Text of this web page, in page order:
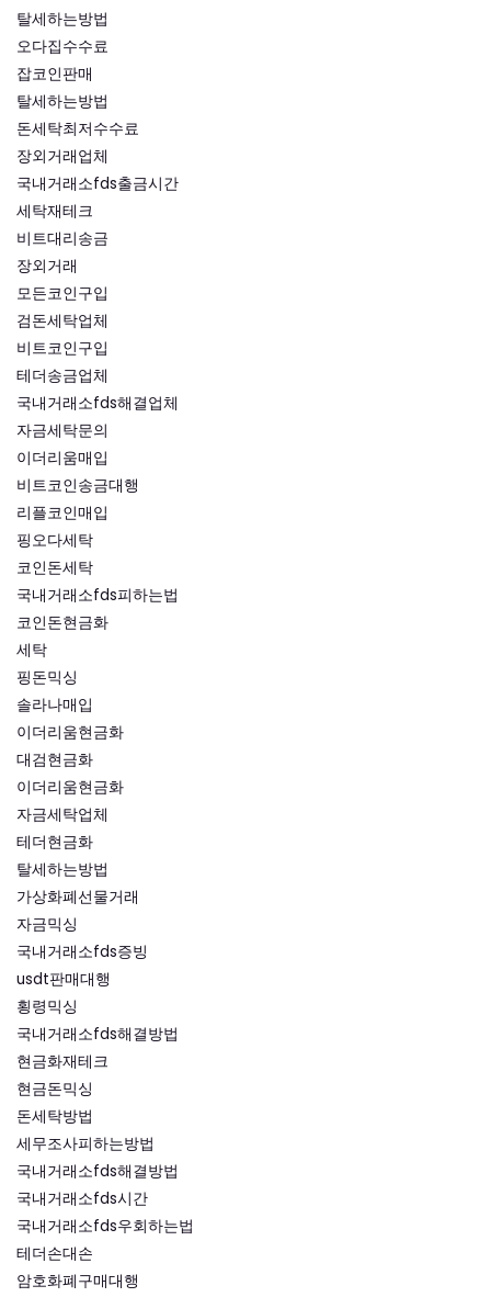
탈세하는방법
오다집수수료
잡코인판매
탈세하는방법
돈세탁최저수수료
장외거래업체
국내거래소fds출금시간
세탁재테크
비트대리송금
장외거래
모든코인구입
검돈세탁업체
비트코인구입
테더송금업체
국내거래소fds해결업체
자금세탁문의
이더리움매입
비트코인송금대행
리플코인매입
핑오다세탁
코인돈세탁
국내거래소fds피하는법
코인돈현금화
세탁
핑돈믹싱
솔라나매입
이더리움현금화
대검현금화
이더리움현금화
자금세탁업체
테더현금화
탈세하는방법
가상화폐선물거래
자금믹싱
국내거래소fds증빙
usdt판매대행
횡령믹싱
국내거래소fds해결방법
현금화재테크
현금돈믹싱
돈세탁방법
세무조사피하는방법
국내거래소fds해결방법
국내거래소fds시간
국내거래소fds우회하는법
테더손대손
암호화폐구매대행